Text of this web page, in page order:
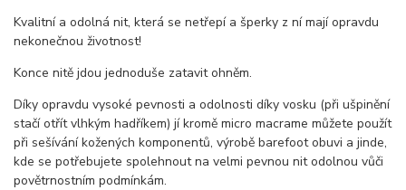
Kvalitní a odolná nit, která se netřepí a šperky z ní mají opravdu
nekonečnou životnost!
Konce nitě jdou jednoduše zatavit ohněm.
Díky opravdu vysoké pevnosti a odolnosti díky vosku (při ušpinění
stačí otřít vlhkým hadříkem) jí kromě micro macrame můžete použít
při sešívání kožených komponentů, výrobě barefoot obuvi a jinde,
kde se potřebujete spolehnout na velmi pevnou nit odolnou vůči
povětrnostním podmínkám.